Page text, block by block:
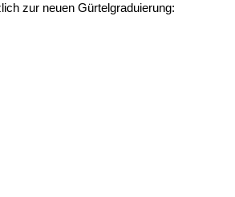
zur neuen Gürtelgraduierung: